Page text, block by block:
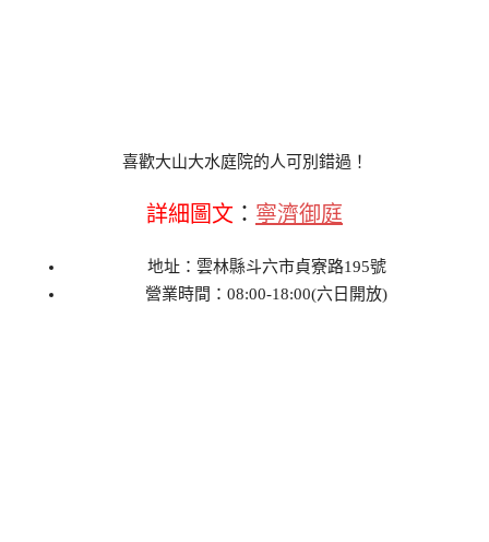
喜歡大山大水庭院的人可別錯過！
詳細圖文 ： 寧濟御庭
地址：雲林縣斗六市貞寮路195號
營業時間：08:00-18:00(六日開放)